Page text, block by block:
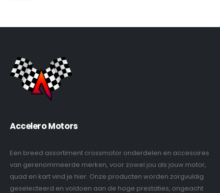
Accelero Motors
Een breed assortiment crossmotor onderdelen en accesoires
van gerenommeerde merken, voor zowel jou als jouw motor,
quad en kart vind je hier. Onze producten worden zorgvuldig
geselecteerd en voldoen aan de hoge prestaties, ongeacht